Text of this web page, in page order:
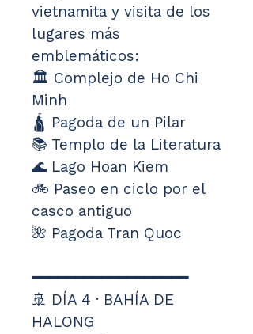
vietnamita y visita de los
lugares más
emblemáticos:
🏛️ Complejo de Ho Chi
Minh
🛕 Pagoda de un Pilar
📚 Templo de la Literatura
🌊 Lago Hoan Kiem
🚲 Paseo en ciclo por el
casco antiguo
🌺 Pagoda Tran Quoc
━━━━━━━━━━━━━━━━━━
🚢 DÍA 4 · BAHÍA DE
HALONG